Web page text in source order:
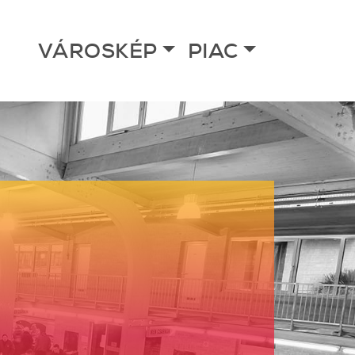
VÁROSKÉP PIAC